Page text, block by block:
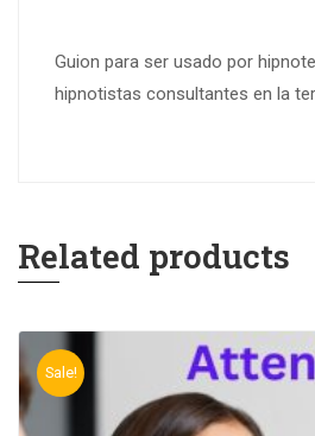
Guion para ser usado por
hipnotistas consultantes en la
Related products
Sale!